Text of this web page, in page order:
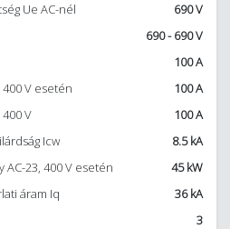
Ue AC-nél
690 V
690 - 690 V
100 A
V esetén
100 A
V
100 A
Icw
8.5 kA
23, 400 V esetén
45 kW
áram Iq
36 kA
3